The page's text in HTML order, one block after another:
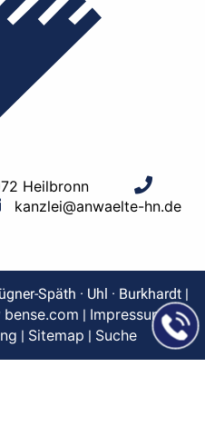
Heilbronn
kanzlei@anwaelte-hn.de
Späth · Uhl · Burkhardt |
bense.com | Impressum|
| Sitemap | Suche